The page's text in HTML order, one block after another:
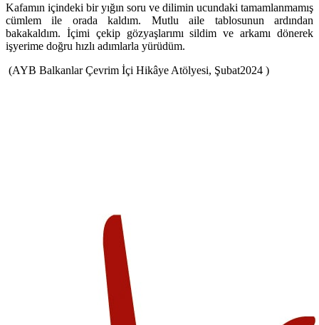
Kafamın içindeki bir yığın soru ve dilimin ucundaki tamamlanmamış
cümlem ile orada kaldım. Mutlu aile tablosunun ardından
bakakaldım. İçimi çekip gözyaşlarımı sildim ve arkamı dönerek
işyerime doğru hızlı adımlarla yürüdüm.
(AYB Balkanlar Çevrim İçi Hikâye Atölyesi, Şubat2024 )